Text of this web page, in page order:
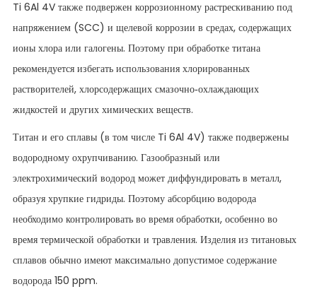
Ti 6Al 4V также подвержен коррозионному растрескиванию под
напряжением (SCC) и щелевой коррозии в средах, содержащих
ионы хлора или галогены. Поэтому при обработке титана
рекомендуется избегать использования хлорированных
растворителей, хлорсодержащих смазочно-охлаждающих
жидкостей и других химических веществ.
Титан и его сплавы (в том числе Ti 6Al 4V) также подвержены
водородному охрупчиванию. Газообразный или
электрохимический водород может диффундировать в металл,
образуя хрупкие гидриды. Поэтому абсорбцию водорода
необходимо контролировать во время обработки, особенно во
время термической обработки и травления. Изделия из титановых
сплавов обычно имеют максимально допустимое содержание
водорода 150 ppm.